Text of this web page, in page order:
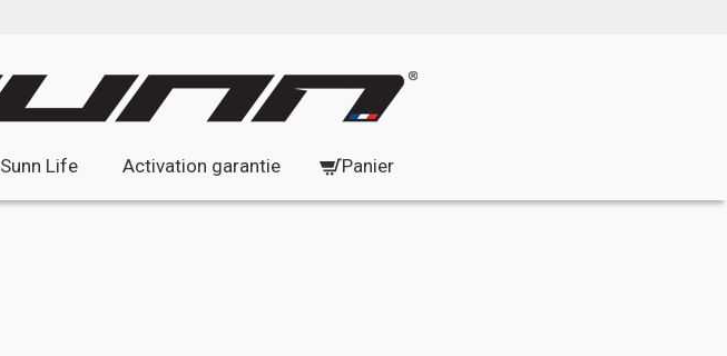
Sunn Life Activation garantie Panier